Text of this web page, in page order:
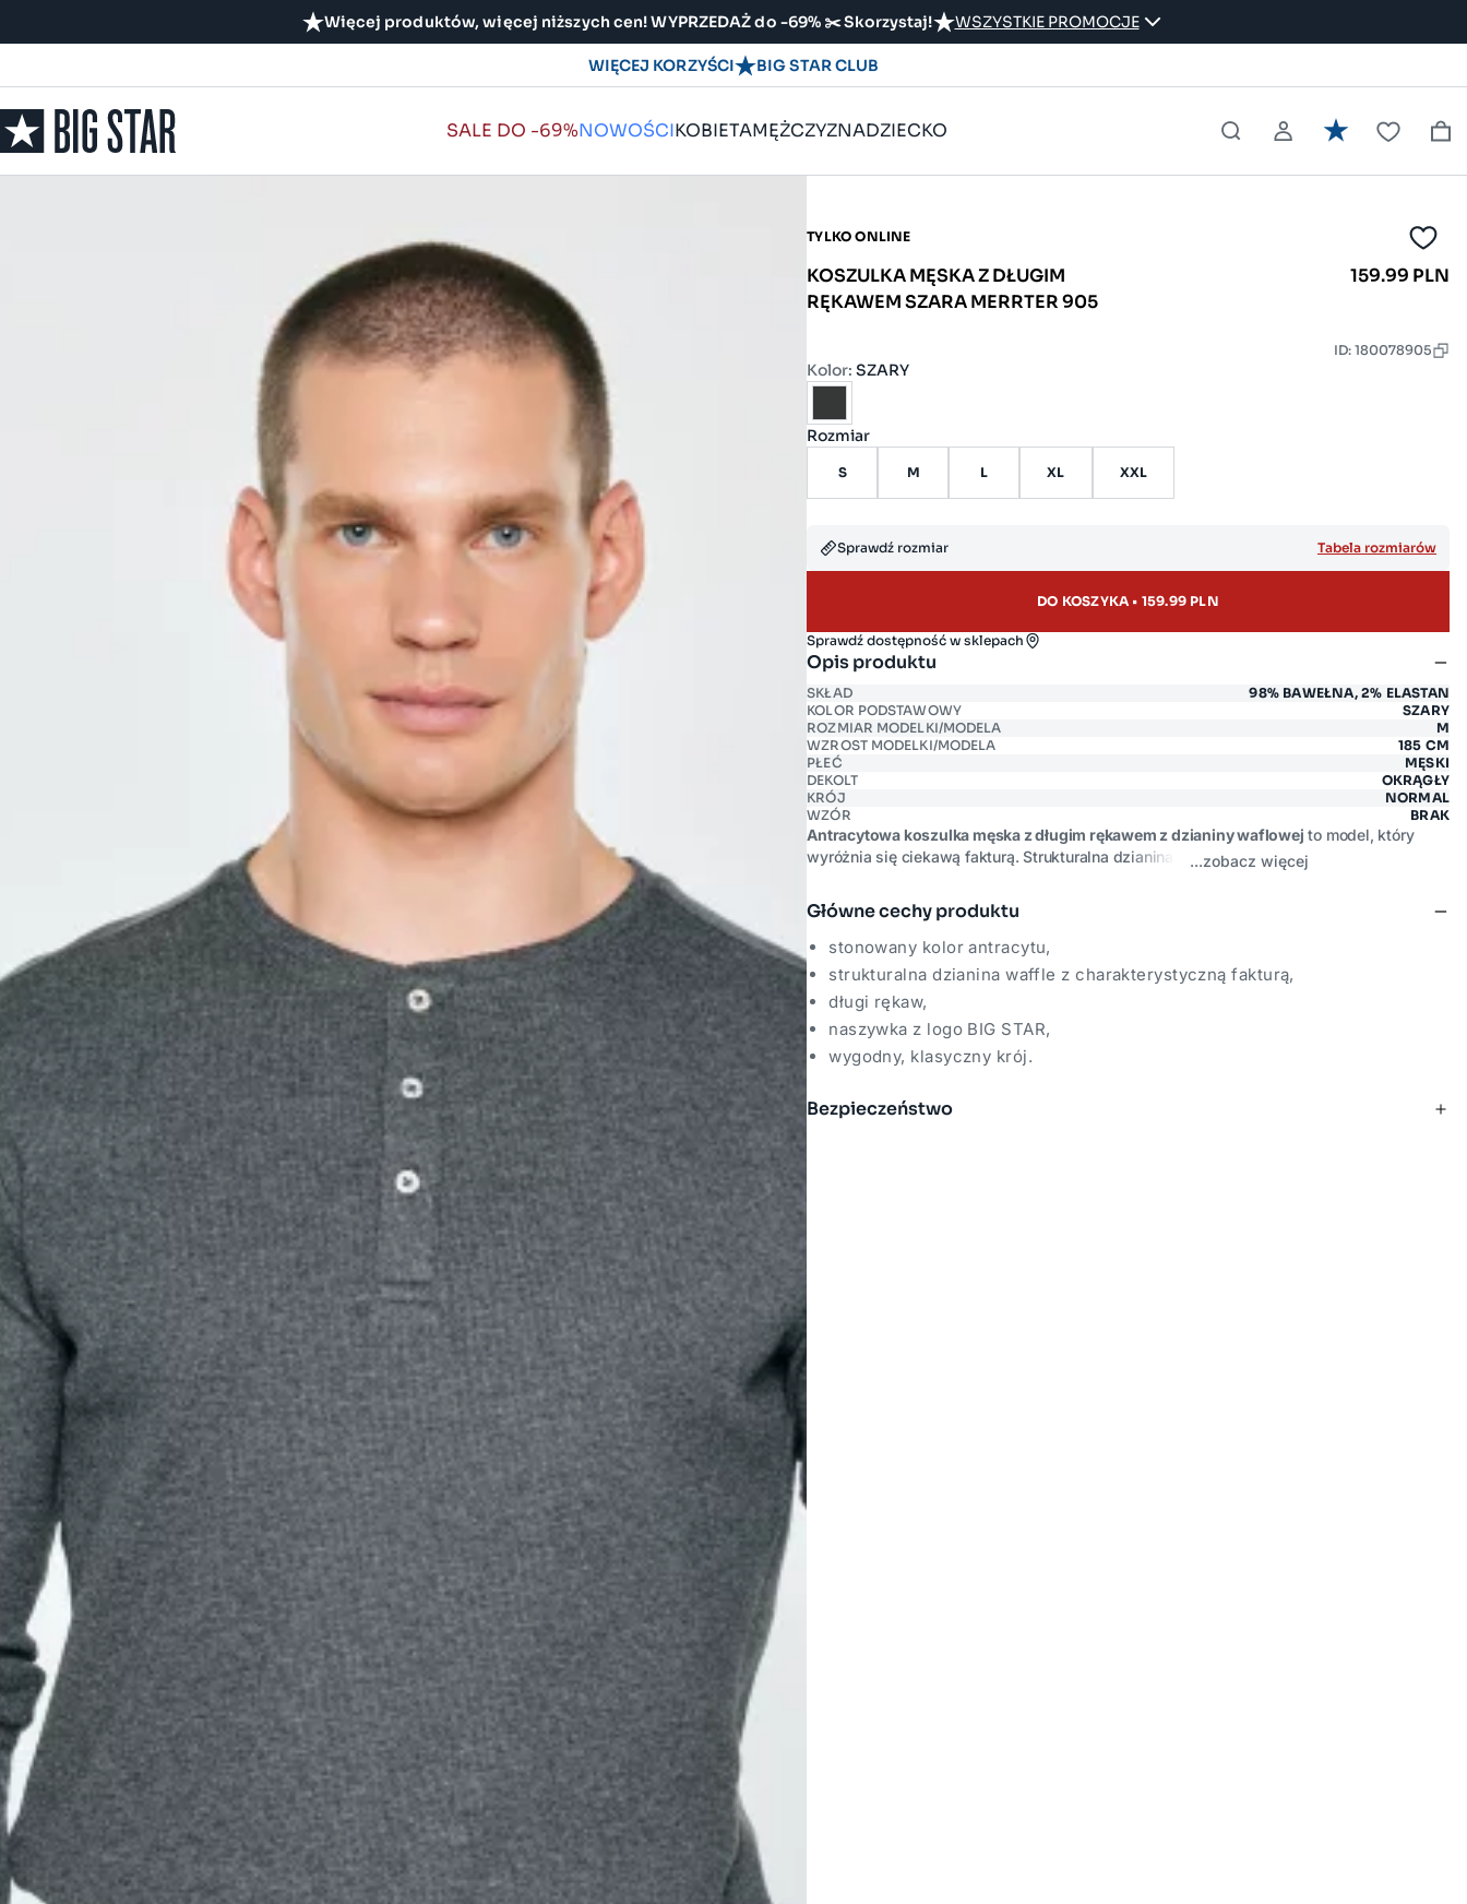
Więcej produktów, więcej niższych cen! WYPRZEDAŻ do -69% ✂️ Skorzystaj! WSZYSTKIE PROMOCJE
WIĘCEJ KORZYŚCI BIG STAR CLUB
SALE DO -69%NOWOŚCIKOBIETAMĘŻCZYZNADZIECKO
TYLKO ONLINE
KOSZULKA MĘSKA Z DŁUGIM
RĘKAWEM SZARA MERRTER 905
159.99 PLN
ID: 180078905
Kolor:SZARY
Rozmiar
S M L XL XXL
Sprawdź rozmiar Tabela rozmiarów
DO KOSZYKA • 159.99 PLN
Sprawdź dostępność w sklepach
Opis produktu
SKŁAD
98% BAWEŁNA, 2% ELASTAN
KOLOR PODSTAWOWY
SZARY
ROZMIAR MODELKI/MODELA
M
WZROST MODELKI/MODELA
185 CM
PŁEĆ
MĘSKI
DEKOLT
OKRĄGŁY
KRÓJ
NORMAL
WZÓR
BRAK
Antracytowa koszulka męska z długim rękawem z dzianiny waflowej to model, który
wyróżnia się ciekawą fakturą. Strukturalna dzianina waffle nadaje jej oryginalnego
z logo marki to dopracowany detal, który subtelnie podkreśla markowy rodowód.
Sprawdzi się jako samodzielna warstwa lub baza pod bluzę i kurtkę.
...zobacz więcej
Główne cechy produktu
stonowany kolor antracytu,
strukturalna dzianina waffle z charakterystyczną fakturą,
długi rękaw,
naszywka z logo BIG STAR,
wygodny, klasyczny krój.
Bezpieczeństwo